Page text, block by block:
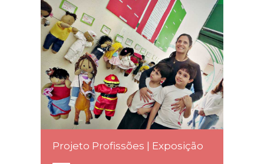
Projeto Profissões | Exposição